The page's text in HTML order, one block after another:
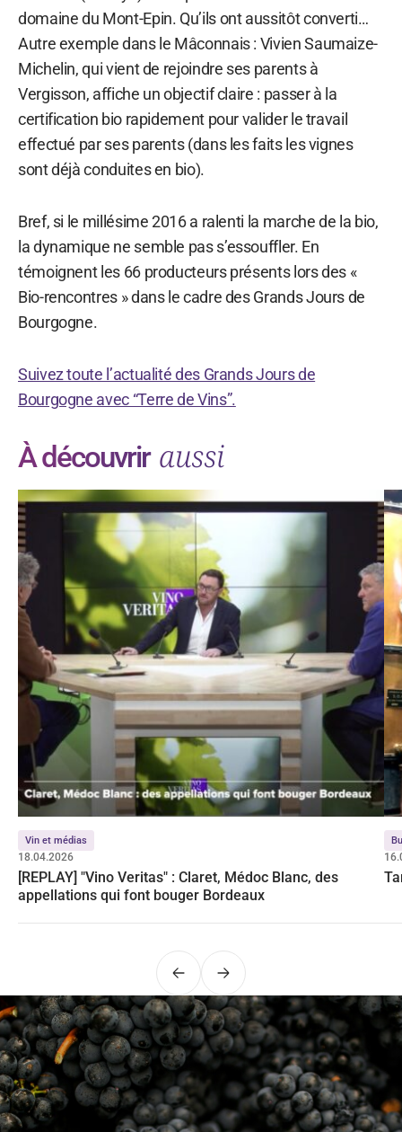
domaine du Mont-Epin. Qu’ils ont aussitôt converti…
Autre exemple dans le Mâconnais : Vivien Saumaize-
Michelin, qui vient de rejoindre ses parents à
Vergisson, affiche un objectif claire : passer à la
certification bio rapidement pour valider le travail
effectué par ses parents (dans les faits les vignes
sont déjà conduites en bio).
Bref, si le millésime 2016 a ralenti la marche de la bio,
la dynamique ne semble pas s’essouffler. En
témoignent les 66 producteurs présents lors des «
Bio-rencontres » dans le cadre des Grands Jours de
Bourgogne.
Suivez toute l’actualité des Grands Jours de
Bourgogne avec “Terre de Vins”.
À découvrir aussi
Vin et médias
18.04.2026
[REPLAY] "Vino Veritas" : Claret, Médoc Blanc, des
appellations qui font bouger Bordeaux
PrécédentSuivant